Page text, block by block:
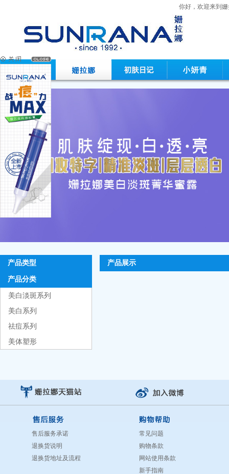
你好，欢迎来到
产品类型
产品分类
美白淡斑系列
美白系列
祛痘系列
美体塑形
产品展示
售后服务承诺
退换货说明
退换货地址及流程
常见问题
购物条款
网站使用条款
新手指南